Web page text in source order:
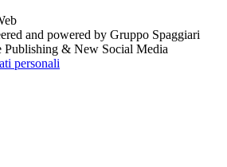
and powered by Gruppo Spaggiari
Publishing & New Social Media
personali